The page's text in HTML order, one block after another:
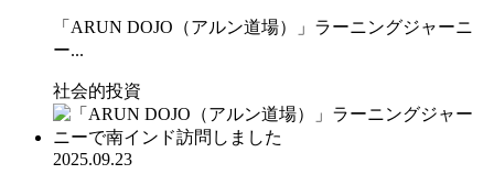
「ARUN DOJO（アルン道場）」ラーニングジャーニ
ー...
社会的投資
2025.09.23